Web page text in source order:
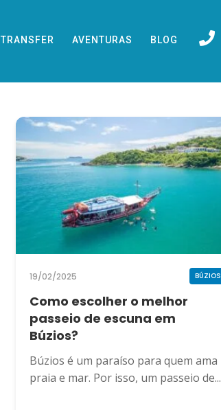
TRANSFER AVENTURAS BLOG
19/02/2025 BÚZIOS
Como escolher o melhor
passeio de escuna em
Búzios?
Búzios é um paraíso para quem ama
praia e mar. Por isso, um passeio de...